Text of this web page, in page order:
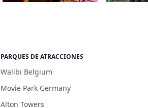
PARQUES DE ATRACCIONES
Walibi Belgium
Movie Park Germany
Alton Towers